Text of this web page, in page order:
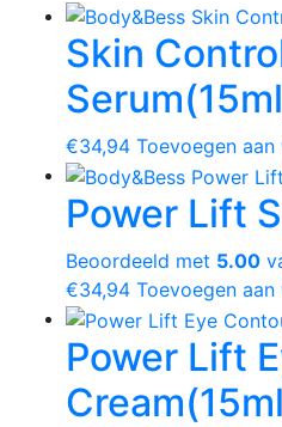
Skin
Serum
€34,94 Toevoegen
Power Lift
Beoordeeld met 5.00
€34,94 Toevoegen
Power Lift
Cream